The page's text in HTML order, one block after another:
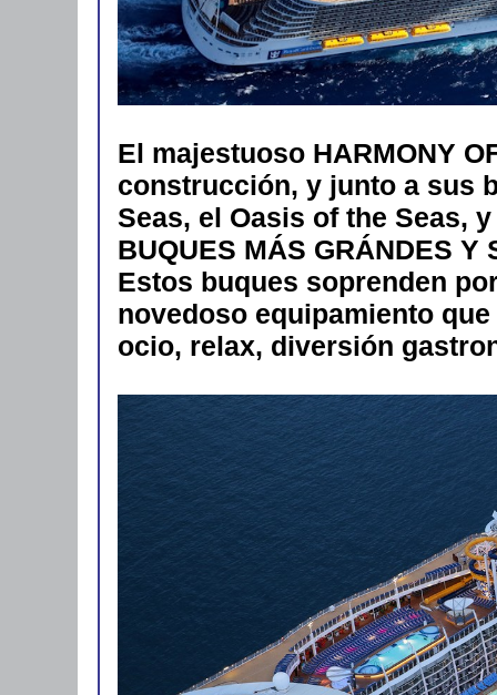
El majestuoso HARMONY
construcción, y junto a sus
Seas, el Oasis of the Seas,
BUQUES MÁS GRÁNDES Y
Estos buques soprenden
novedoso equipamiento
ocio, relax, diversión